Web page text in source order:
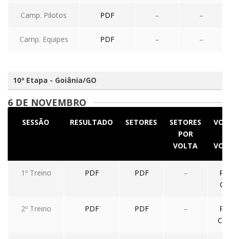
Camp. Pilotos PDF – –
Camp. Equipes PDF – –
10ª Etapa - Goiânia/GO
6 DE NOVEMBRO
SESSÃO RESULTADO SETORES
SETORES
POR
VOLTA
1º Treino PDF PDF –
2º Treino PDF PDF –